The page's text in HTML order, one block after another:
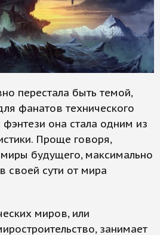
перестала быть темой,
фанатов технического
фэнтези она стала одним из
Проще говоря,
будущего, максимально
своей сути от мира
миров, или
занимает